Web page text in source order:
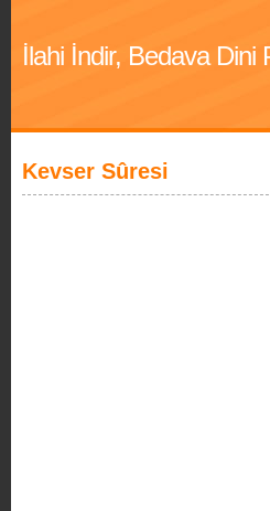
İlahi İndir, Bedava Dini
Kevser Sûresi